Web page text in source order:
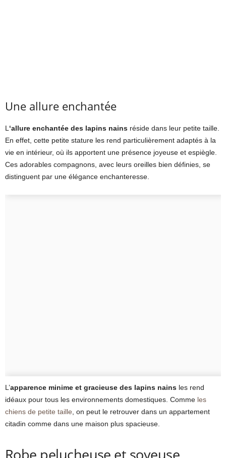
Une allure enchantée
L ‘allure enchantée des lapins nains réside dans leur petite taille.
En effet, cette petite stature les rend particulièrement adaptés à la
vie en intérieur, où ils apportent une présence joyeuse et espiègle.
Ces adorables compagnons, avec leurs oreilles bien définies, se
distinguent par une élégance enchanteresse.
L’apparence minime et gracieuse des lapins nains les rend
idéaux pour tous les environnements domestiques. Comme les
chiens de petite taille , on peut le retrouver dans un appartement
citadin comme dans une maison plus spacieuse.
Robe pelucheuse et soyeuse,